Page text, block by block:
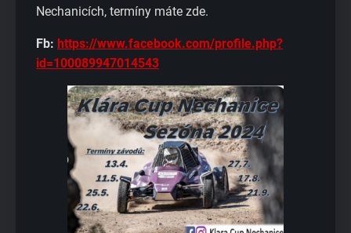
Nechanicích, termíny máte zde.
Fb: https://www.facebook.com/profile.php?
id=100089947014543